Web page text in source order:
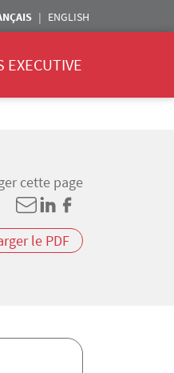
ENGLISH
EXECUTIVE
cette page
le PDF